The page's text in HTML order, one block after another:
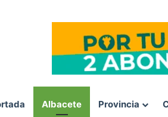
Albacete Provincia